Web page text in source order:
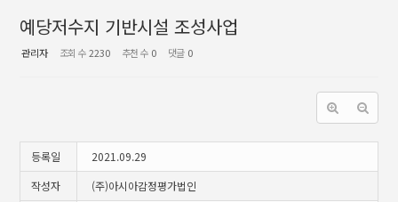
예당저수지 기반시설 조성사업
관리자 조회 수2230 추천 수 0 댓글 0
등록일
2021.09.29
작성자
(주)아시아감정평가법인